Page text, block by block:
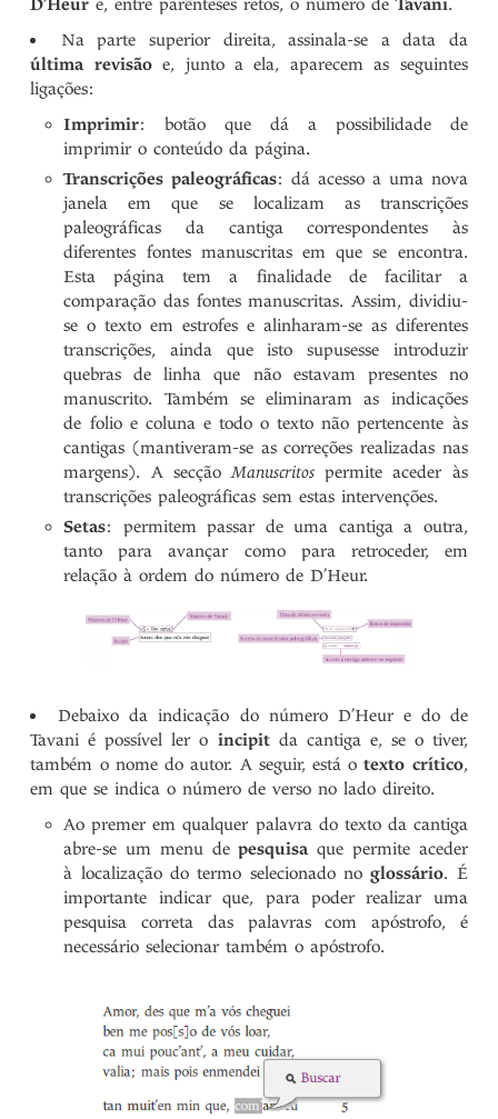
D’Heur e, entre parênteses retos, o número deTavani.
Na parte superior direita, assinala-se a data da
última revisãoe, junto a ela, aparecem as seguintes
ligações:
Imprimir: botão que dá a possibilidade de
imprimir o conteúdo da página.
Transcrições paleográficas: dá acesso a uma nova
janela em que se localizam as transcrições
paleográficas da cantiga correspondentes às
diferentes fontes manuscritas em que se encontra.
Esta página tem a finalidade de facilitar a
comparação das fontes manuscritas. Assim, dividiu-
se o texto em estrofes e alinharam-se as diferentes
transcrições, ainda que isto supusesse introduzir
quebras de linha que não estavam presentes no
manuscrito. Também se eliminaram as indicações
de folio e coluna e todo o texto não pertencente às
cantigas (mantiveram-se as correções realizadas nas
margens). A secçãoManuscritos permite aceder às
transcrições paleográficas sem estas intervenções.
Setas: permitem passar de uma cantiga a outra,
tanto para avançar como para retroceder, em
relação à ordem do número de D’Heur.
Debaixo da indicação do número D’Heur e do de
Tavani é possível ler o incipit da cantiga e, se o tiver,
também o nome do autor. A seguir, está otexto crítico,
em que se indica o número de verso no lado direito.
Ao premer em qualquer palavra do texto da cantiga
abre-se um menu depesquisaque permite aceder
à localização do termo selecionado noglossário. É
importante indicar que, para poder realizar uma
pesquisa correta das palavras com apóstrofo, é
necessário selecionar também o apóstrofo.